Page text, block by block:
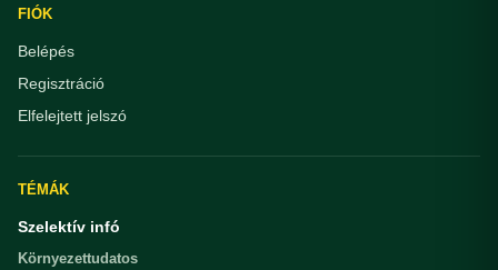
FIÓK
Belépés
Regisztráció
Elfelejtett jelszó
TÉMÁK
Szelektív infó
Környezettudatos